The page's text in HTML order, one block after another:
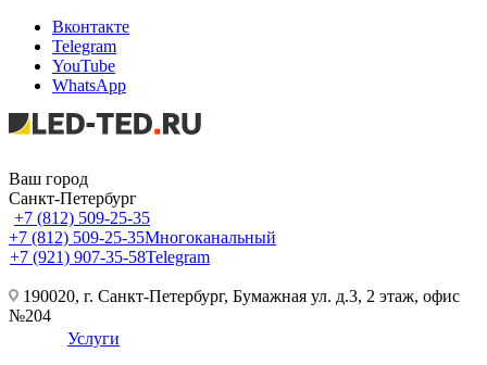
Вконтакте
Telegram
YouTube
WhatsApp
Ваш город
Санкт-Петербург
+7 (812) 509-25-35
+7 (812) 509-25-35Многоканальный
+7 (921) 907-35-58Telegram
190020, г. Санкт-Петербург, Бумажная ул. д.3, 2 этаж, офис
№204
Услуги